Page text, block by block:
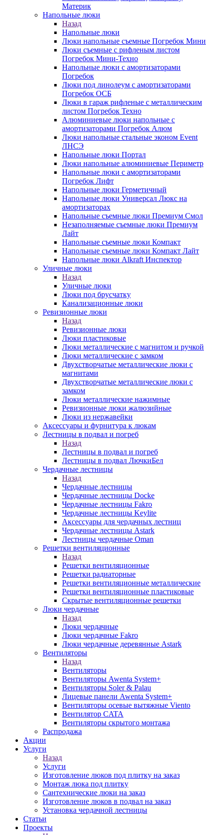
Материк
Напольные люки
Назад
Напольные люки
Люки напольные съемные Погребок Мини
Люки съемные с рифленым листом
Погребок Мини-Техно
Напольные люки с амортизаторами
Погребок
Люки под линолеум с амортизаторами
Погребок ОСБ
Люки в гараж рифленые с металлическим
листом Погребок Техно
Алюминиевые люки напольные с
амортизаторами Погребок Алюм
Люки напольные стальные эконом Event
ЛНСЭ
Напольные люки Портал
Люки напольные алюминиевые Периметр
Напольные люки с амортизаторами
Погребок Лифт
Напольные люки Герметичный
Напольные люки Универсал Люкс на
амортизаторах
Напольные съемные люки Премиум Смол
Незаполняемые съемные люки Премиум
Лайт
Напольные съемные люки Компакт
Напольные съемные люки Компакт Лайт
Напольные люки Alkraft Инспектор
Уличные люки
Назад
Уличные люки
Люки под брусчатку
Канализационные люки
Ревизионные люки
Назад
Ревизионные люки
Люки пластиковые
Люки металлические с магнитом и ручкой
Люки металлические с замком
Двухстворчатые металлические люки с
магнитами
Двухстворчатые металлические люки с
замком
Люки металлические нажимные
Ревизионные люки жалюзийные
Люки из нержавейки
Аксессуары и фурнитура к люкам
Лестницы в подвал и погреб
Назад
Лестницы в подвал и погреб
Лестницы в подвал ЛючкиБел
Чердачные лестницы
Назад
Чердачные лестницы
Чердачные лестницы Docke
Чердачные лестницы Fakro
Чердачные лестницы Keylite
Аксессуары для чердачных лестниц
Чердачные лестницы Astark
Лестницы чердачные Oman
Решетки вентиляционные
Назад
Решетки вентиляционные
Решетки радиаторные
Решетки вентиляционные металлические
Решетки вентиляционные пластиковые
Скрытые вентиляционные решетки
Люки чердачные
Назад
Люки чердачные
Люки чердачные Fakro
Люки чердачные деревянные Astark
Вентиляторы
Назад
Вентиляторы
Вентиляторы Awenta System+
Вентиляторы Soler & Palau
Лицевые панели Awenta System+
Вентиляторы осевые вытяжные Viento
Вентилятор CATA
Вентиляторы скрытого монтажа
Распродажа
Акции
Услуги
Назад
Услуги
Изготовление люков под плитку на заказ
Монтаж люка под плитку
Сантехнические люки на заказ
Изготовление люков в подвал на заказ
Установка чердачной лестницы
Статьи
Проекты